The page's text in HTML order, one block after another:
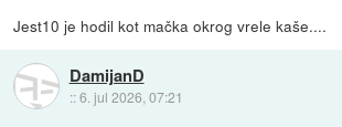
Jest10 je hodil kot mačka okrog vrele kaše....
DamijanD
::6. jul 2026, 07:21